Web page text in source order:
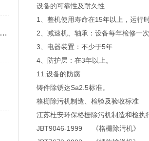
污水泵站格栅除污机技术参数与选型要点
设备的可靠性及耐久性
1、整机使用寿命在15年以上，运行
2、减速机、轴承：设备每年检修一
3、电器装置：不少于5年
4、防护层：在3年以上。
11.设备的防腐
铸件除锈达Sa2.5标准。
格栅除污机制造、检验及验收标准
江苏杜安环保格栅除污机制造和检
JBT9046-1999 《格栅除污机》